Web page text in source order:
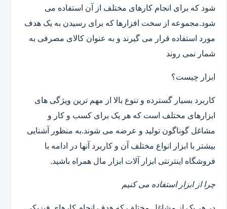
شود که برای انجام کارهای مختلف از آن استفاده می
شود.مجموعه از سخت افزارها که برای رسیدن به یک هدف
مورد استفاده قرار می گیرند و به عنوان کالای مصرفی به
شمار نمی روند
ابزار چیست؟
کاربرد بسیار گسترده و تنوع بالا از مهم ترین ویژگی های
ابزارهای مختلف است که هر یک برای کسب و کار و
مشاغل گوناگون تولید و عرضه می شوند.به منظور آشنایی
بیشتر با ابزار انواع مختلف آن و کاربرد آنها در ادامه با
فروشگاه اینترنتی ابزار آلات ابزار مال همراه باشید.
چرا از ابزار استفاده می کنیم